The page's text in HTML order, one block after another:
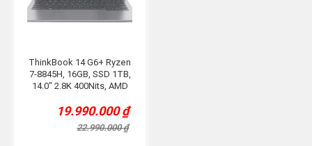
ThinkBook 14 G6+ Ryzen
7-8845H, 16GB, SSD 1TB,
14.0″ 2.8K 400Nits, AMD
22.990.000₫
Original
price
was:
19.990.000₫
Current
price
is: